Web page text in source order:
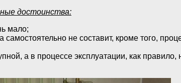
достоинства:
мало;
не составит, кроме того,
а в процессе эксплуатации, как